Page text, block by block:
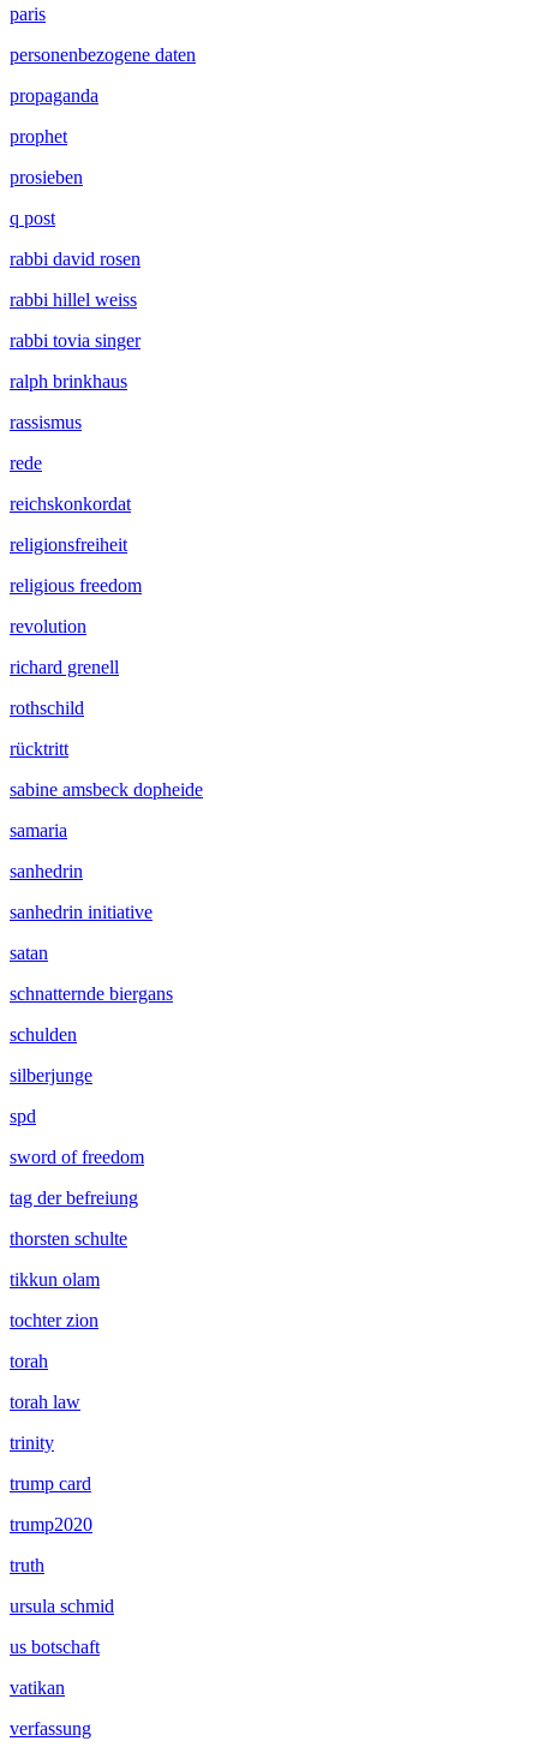
paris
personenbezogene daten
propaganda
prophet
prosieben
q post
rabbi david rosen
rabbi hillel weiss
rabbi tovia singer
ralph brinkhaus
rassismus
rede
reichskonkordat
religionsfreiheit
religious freedom
revolution
richard grenell
rothschild
rücktritt
sabine amsbeck dopheide
samaria
sanhedrin
sanhedrin initiative
satan
schnatternde biergans
schulden
silberjunge
spd
sword of freedom
tag der befreiung
thorsten schulte
tikkun olam
tochter zion
torah
torah law
trinity
trump card
trump2020
truth
ursula schmid
us botschaft
vatikan
verfassung